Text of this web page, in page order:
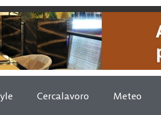
Cercalavoro Meteo